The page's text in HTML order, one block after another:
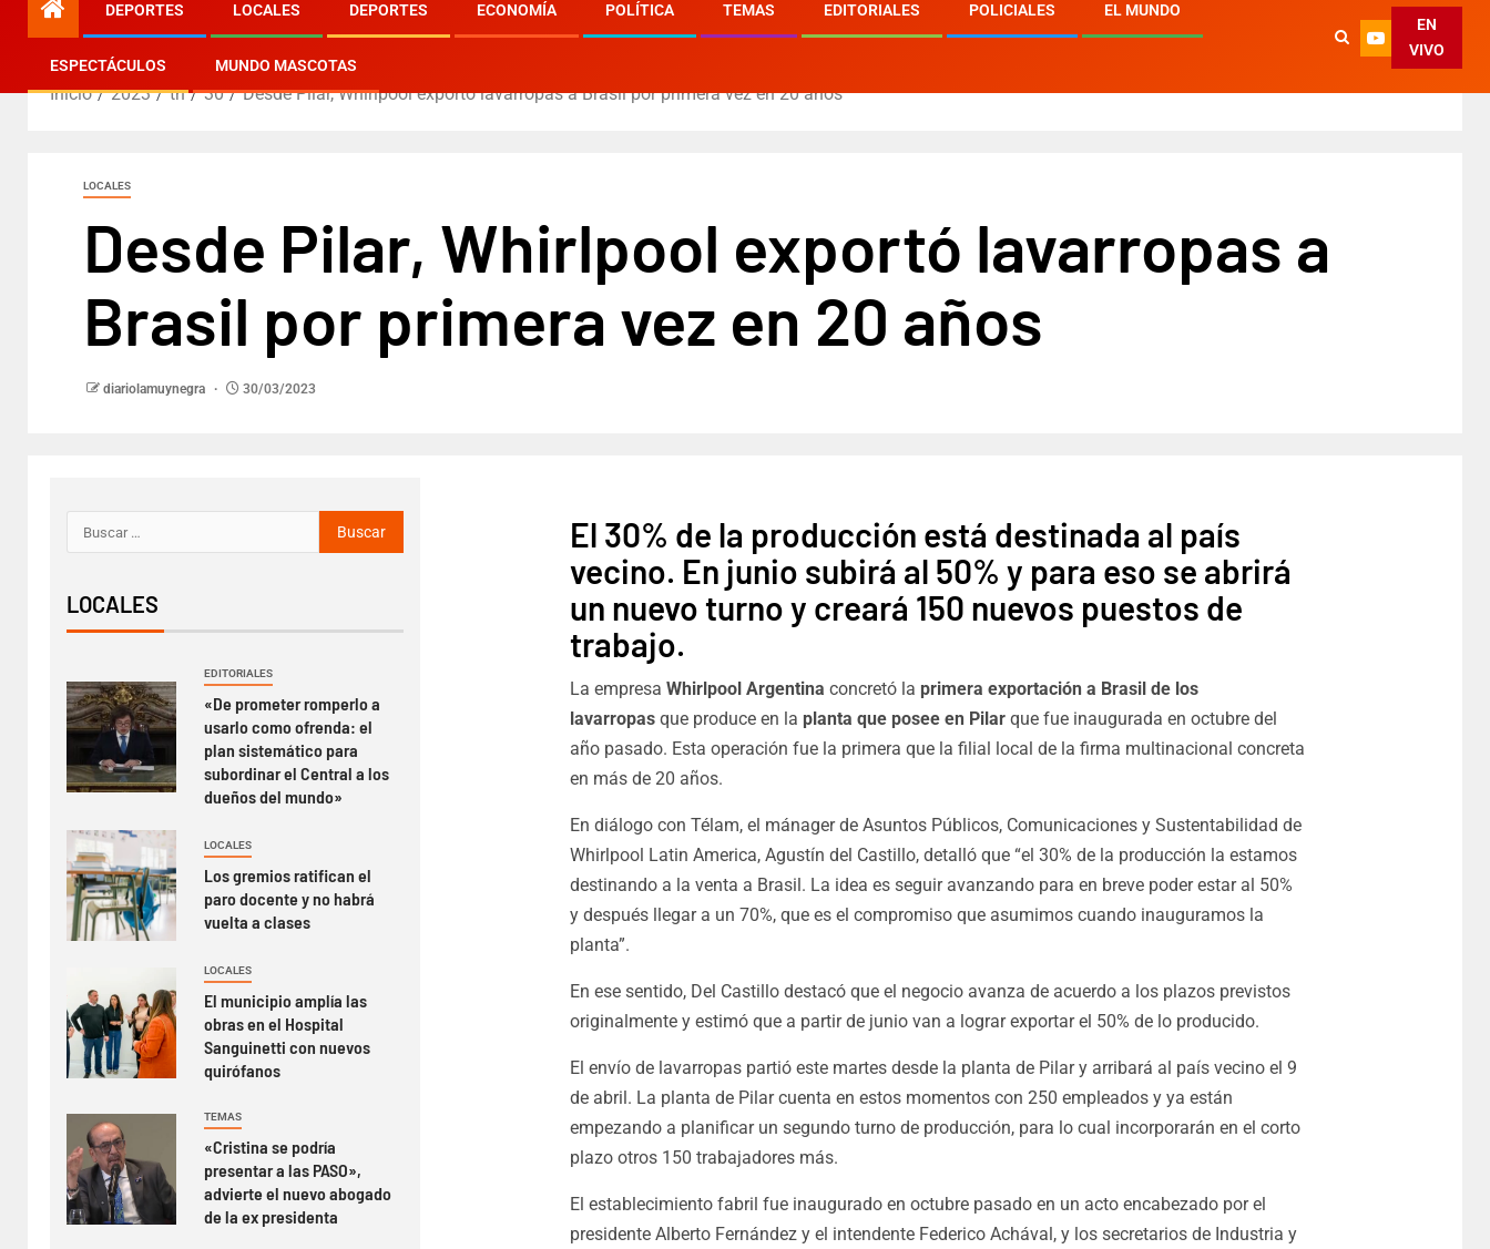
DEPORTES LOCALES DEPORTES ECONOMÍA POLÍTICA TEMAS EDITORIALES POLICIALES EL MUNDO
ESPECTÁCULOS MUNDO MASCOTAS
EN
VIVO
Inicio 2023 th 30 Desde Pilar, Whirlpool exportó lavarropas a Brasil por primera vez en 20 años
LOCALES
Desde Pilar, Whirlpool exportó lavarropas a
Brasil por primera vez en 20 años
diariolamuynegra 30/03/2023
El 30% de la producción está destinada al país
vecino. En junio subirá al 50% y para eso se abrirá
un nuevo turno y creará 150 nuevos puestos de
trabajo.
La empresa Whirlpool Argentina concretó la primera exportación a Brasil de los
lavarropas que produce en la planta que posee en Pilarque fue inaugurada en octubre del
año pasado. Esta operación fue la primera que la filial local de la firma multinacional concreta
en más de 20 años.
En diálogo con Télam, el mánager de Asuntos Públicos, Comunicaciones y Sustentabilidad de
Whirlpool Latin America, Agustín del Castillo, detalló que “el 30% de la producción la estamos
destinando a la venta a Brasil. La idea es seguir avanzando para en breve poder estar al 50%
y después llegar a un 70%, que es el compromiso que asumimos cuando inauguramos la
planta”.
En ese sentido, Del Castillo destacó que el negocio avanza de acuerdo a los plazos previstos
originalmente y estimó que a partir de junio van a lograr exportar el 50% de lo producido.
El envío de lavarropas partió este martes desde la planta de Pilar y arribará al país vecino el 9
de abril. La planta de Pilar cuenta en estos momentos con 250 empleados y ya están
empezando a planificar un segundo turno de producción, para lo cual incorporarán en el corto
plazo otros 150 trabajadores más.
El establecimiento fabril fue inaugurado en octubre pasado en un acto encabezado por el
presidente Alberto Fernández y el intendente Federico Achával, y los secretarios de Industria y
LOCALES
EDITORIALES
«De prometer romperlo a
usarlo como ofrenda: el
plan sistemático para
subordinar el Central a los
dueños del mundo»
LOCALES
Los gremios ratifican el
paro docente y no habrá
vuelta a clases
LOCALES
El municipio amplía las
obras en el Hospital
Sanguinetti con nuevos
quirófanos
TEMAS
«Cristina se podría
presentar a las PASO»,
advierte el nuevo abogado
de la ex presidenta